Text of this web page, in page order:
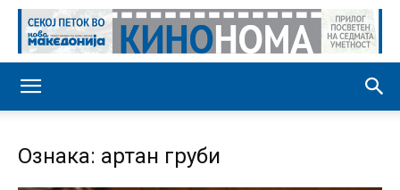
Ознака: артан груби